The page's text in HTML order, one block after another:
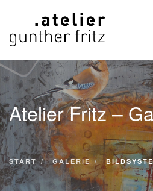
START
WERKE
VITA
KONTAKT
GALERIE
SUCHE
Atelier Fritz –
START GALERIE